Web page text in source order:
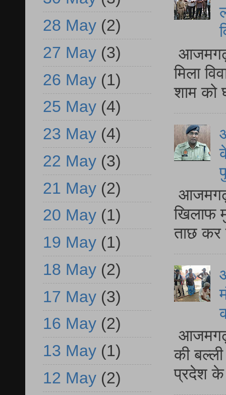
आजमगढ़
मिला
शाम को
आजमगढ़
खिलाफ
ताछ कर
आजमगढ़
की
प्रदेश
28 May (2)
27 May (3)
26 May (1)
25 May (4)
23 May (4)
22 May (3)
21 May (2)
20 May (1)
19 May (1)
18 May (2)
17 May (3)
16 May (2)
13 May (1)
12 May (2)